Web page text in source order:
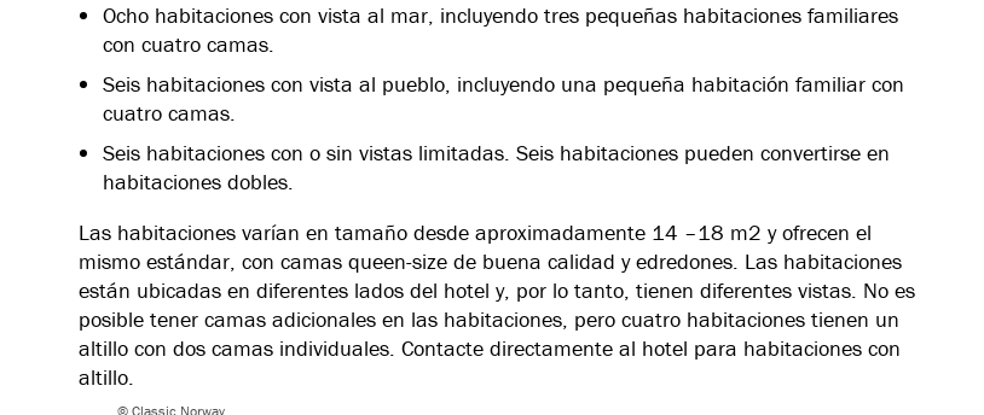
Ocho habitaciones con vista al mar, incluyendo tres pequeñas habitaciones familiares
con cuatro camas.
Seis habitaciones con vista al pueblo, incluyendo una pequeña habitación familiar con
cuatro camas.
Seis habitaciones con o sin vistas limitadas. Seis habitaciones pueden convertirse en
habitaciones dobles.
Las habitaciones varían en tamaño desde aproximadamente 14 –18 m2 y ofrecen el
mismo estándar, con camas queen-size de buena calidad y edredones. Las habitaciones
están ubicadas en diferentes lados del hotel y, por lo tanto, tienen diferentes vistas. No es
posible tener camas adicionales en las habitaciones, pero cuatro habitaciones tienen un
altillo con dos camas individuales. Contacte directamente al hotel para habitaciones con
altillo.
© Classic Norway